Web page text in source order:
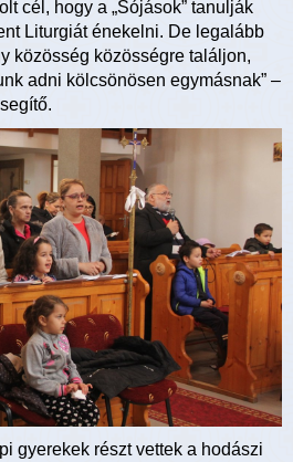
cél, hogy a „Sójások” tanulják
Liturgiát énekelni. De legalább
közösség közösségre találjon,
adni kölcsönösen egymásnak” –
gyerekek részt vettek a hodászi